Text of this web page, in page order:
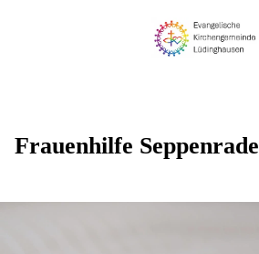
Frauenhilfe Seppenrade